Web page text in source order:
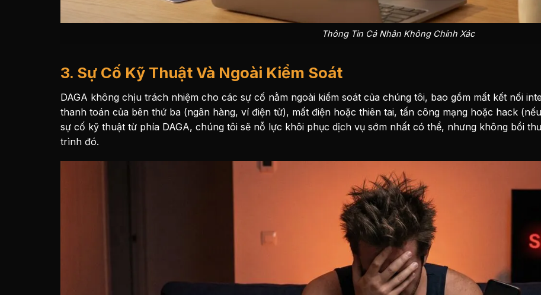
Thông Tin Cá Nhân Không Chính Xác
3. Sự Cố Kỹ Thuật Và Ngoài Kiểm Soát
DAGA không chịu trách nhiệm cho các sự cố nằm ngoài kiểm soát của chúng tôi, bao gồm mất kết nối
thanh toán của bên thứ ba (ngân hàng, ví điện tử), mất điện hoặc thiên tai, tấn công mạng hoặc hack
sự cố kỹ thuật từ phía DAGA, chúng tôi sẽ nỗ lực khôi phục dịch vụ sớm nhất có thể, nhưng không bồi
trình đó.